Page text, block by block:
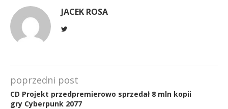
JACEK ROSA
poprzedni post
CD Projekt przedpremierowo sprzedał 8 mln kopii
gry Cyberpunk 2077